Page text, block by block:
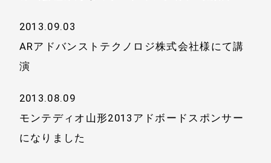
2013.09.03
ARアドバンストテクノロジ株式会社様にて講
演
2013.08.09
モンテディオ山形2013アドボードスポンサー
になりました